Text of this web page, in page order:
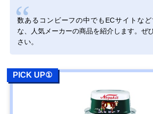
数あるコンビーフの中でもECサイトな
な、人気メーカーの商品を紹介します。ぜ
さい。
PICK UP①